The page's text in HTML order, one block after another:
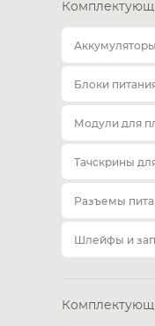
Блоки
Модули для
Тачскрины
Разъемы
Шлейфы и